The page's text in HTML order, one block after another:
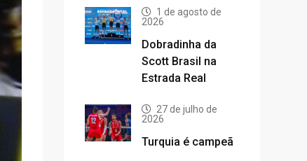
1 de agosto de
2026
Dobradinha da
Scott Brasil na
Estrada Real
27 de julho de
2026
Turquia é campeã